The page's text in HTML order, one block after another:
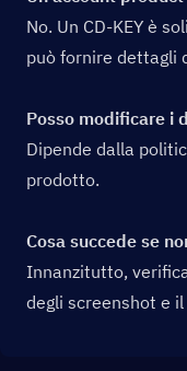
No. Un CD-KEY è
può fornire dettagli
Posso modificare i
Dipende dalla
prodotto.
Cosa succede se
Innanzitutto,
degli screenshot e